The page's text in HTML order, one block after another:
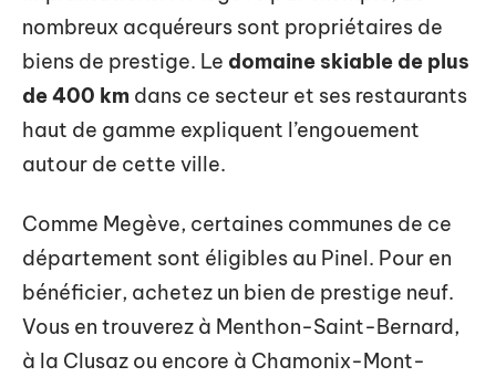
nombreux acquéreurs sont propriétaires de
biens de prestige. Le domaine skiable de plus
de 400 km dans ce secteur et ses restaurants
haut de gamme expliquent l’engouement
autour de cette ville.
Comme Megève, certaines communes de ce
département sont éligibles au Pinel. Pour en
bénéficier, achetez un bien de prestige neuf.
Vous en trouverez à Menthon-Saint-Bernard,
à la Clusaz ou encore à Chamonix-Mont-